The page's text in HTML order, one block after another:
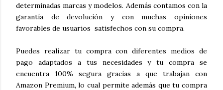
determinadas marcas y modelos. Además contamos con la
garantía de devolución y con muchas opiniones
favorables de usuarios satisfechos con su compra.
Puedes realizar tu compra con diferentes medios de
pago adaptados a tus necesidades y tu compra se
encuentra 100% segura gracias a que trabajan con
Amazon Premium, lo cual permite además que tu compra